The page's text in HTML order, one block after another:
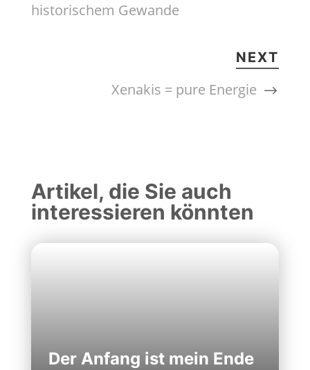
historischem Gewande
NEXT
Xenakis = pure Energie
Artikel, die Sie auch
interessieren könnten
Der Anfang ist mein Ende